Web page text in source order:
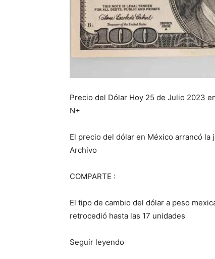
Precio del Dólar Hoy 25 de Julio 2023
N+
El precio del dólar en México arrancó la
Archivo
COMPARTE :
El tipo de cambio del dólar a peso
retrocedió hasta las 17 unidades
Seguir leyendo